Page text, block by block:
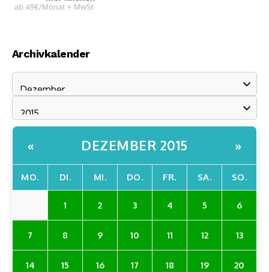
Archivkalender
« DEZEMBER 2015 »
MO. DI. MI. DO. FR. SA. SO.
1 2 3 4 5 6
7 8 9 10 11 12 13
14 15 16 17 18 19 20